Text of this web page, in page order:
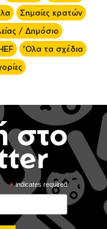
Σημαίες κρατών
/ Δημόσιο
'Ολα τα σχέδια
στο
*indicates required